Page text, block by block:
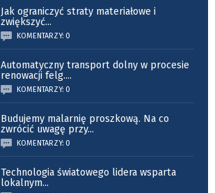
Jak ograniczyć straty materiałowe i
zwiększyć...
KOMENTARZY: 0
Automatyczny transport dolny w procesie
renowacji felg....
KOMENTARZY: 0
Budujemy malarnię proszkową. Na co
zwrócić uwagę przy...
KOMENTARZY: 0
Technologia światowego lidera wsparta
lokalnym...